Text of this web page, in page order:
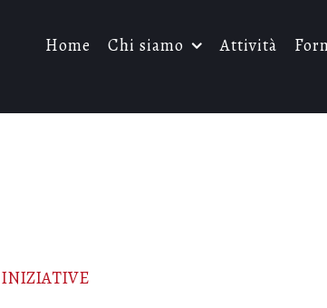
Home Chi siamo Attività
INIZIATIVE